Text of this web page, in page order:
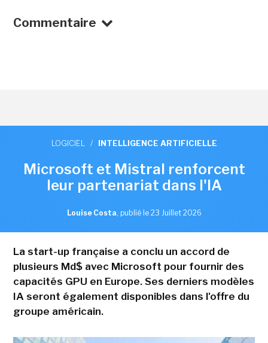
Commentaire
LOGICIEL / INTELLIGENCE ARTIFICIELLE
Microsoft et Mistral renforcent
leur partenariat dans l'IA
Louise Costa, publié le 23 Juillet 2026
La start-up française a conclu un accord de
plusieurs Md$ avec Microsoft pour fournir des
capacités GPU en Europe. Ses derniers modèles
IA seront également disponibles dans l'offre du
groupe américain.